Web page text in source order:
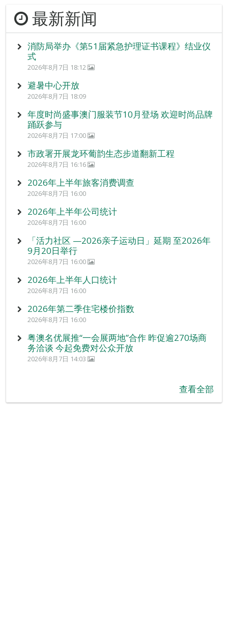
最新新闻
消防局举办《第51届紧急护理证书课程》结业仪
式
2026年8月7日 18:12
避暑中心开放
2026年8月7日 18:09
年度时尚盛事澳门服装节10月登场 欢迎时尚品牌
踊跃参与
2026年8月7日 17:00
市政署开展龙环葡韵生态步道翻新工程
2026年8月7日 16:16
2026年上半年旅客消费调查
2026年8月7日 16:00
2026年上半年公司统计
2026年8月7日 16:00
「活力社区 —2026亲子运动日」延期 至2026年
9月20日举行
2026年8月7日 16:00
2026年上半年人口统计
2026年8月7日 16:00
2026年第二季住宅楼价指数
2026年8月7日 16:00
粤澳名优展推“一会展两地”合作 昨促逾270场商
务洽谈 今起免费对公众开放
2026年8月7日 14:03
查看全部